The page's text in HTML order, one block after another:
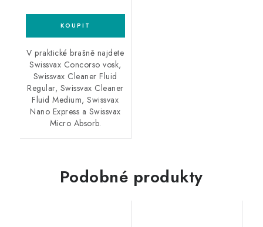
V praktické brašně najdete
Swissvax Concorso vosk,
Swissvax Cleaner Fluid
Regular, Swissvax Cleaner
Fluid Medium, Swissvax
Nano Express a Swissvax
Micro Absorb.
Podobné produkty